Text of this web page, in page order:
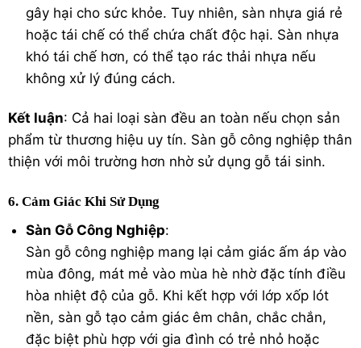
gây hại cho sức khỏe. Tuy nhiên, sàn nhựa giá rẻ
hoặc tái chế có thể chứa chất độc hại. Sàn nhựa
khó tái chế hơn, có thể tạo rác thải nhựa nếu
không xử lý đúng cách.
Kết luận: Cả hai loại sàn đều an toàn nếu chọn sản
phẩm từ thương hiệu uy tín. Sàn gỗ công nghiệp thân
thiện với môi trường hơn nhờ sử dụng gỗ tái sinh.
6. Cảm Giác Khi Sử Dụng
Sàn Gỗ Công Nghiệp:
Sàn gỗ công nghiệp mang lại cảm giác ấm áp vào
mùa đông, mát mẻ vào mùa hè nhờ đặc tính điều
hòa nhiệt độ của gỗ. Khi kết hợp với lớp xốp lót
nền, sàn gỗ tạo cảm giác êm chân, chắc chắn,
đặc biệt phù hợp với gia đình có trẻ nhỏ hoặc